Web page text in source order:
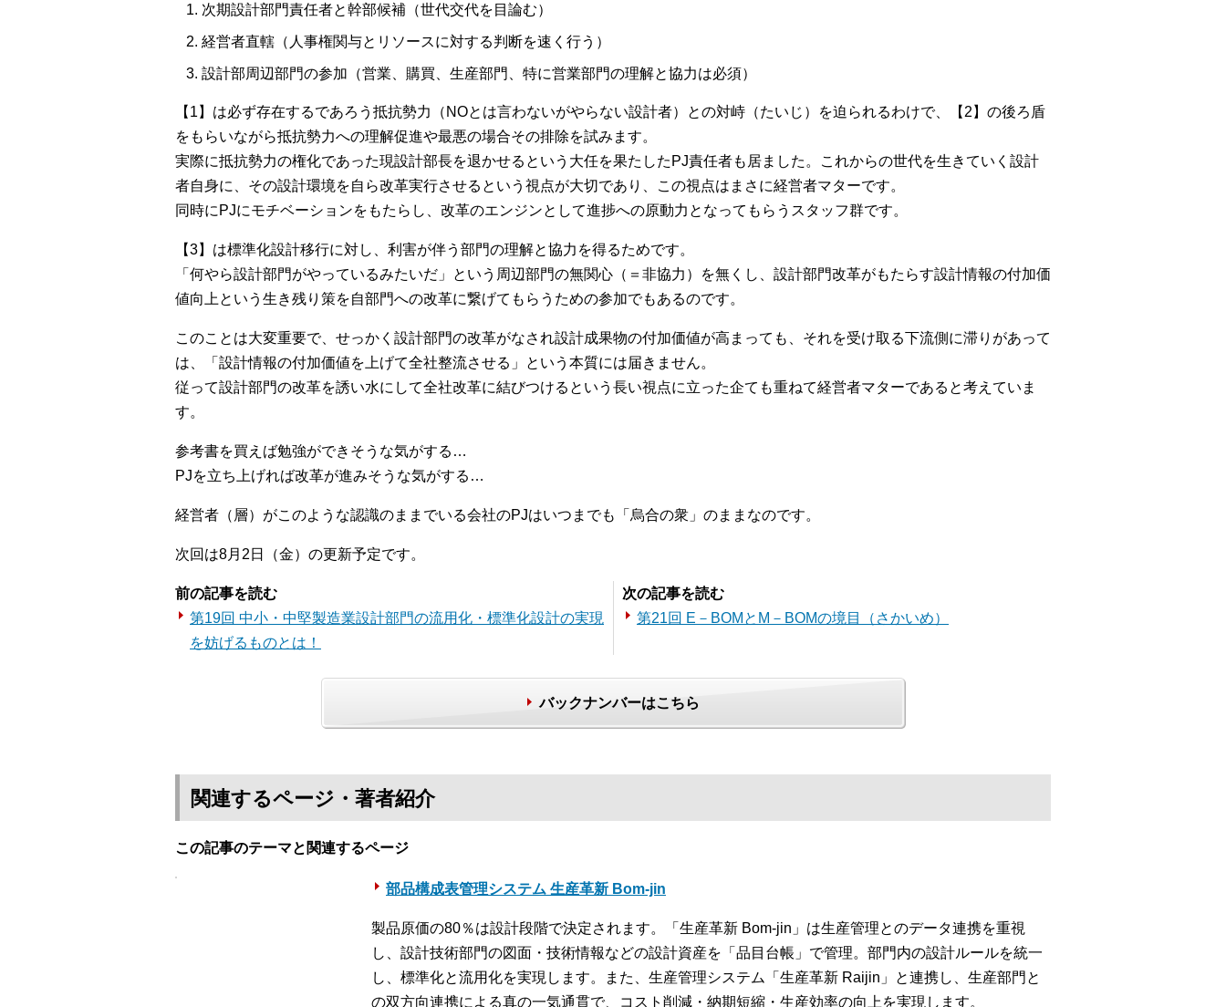
次期設計部門責任者と幹部候補（世代交代を目論む）
経営者直轄（人事権関与とリソースに対する判断を速く行う）
設計部周辺部門の参加（営業、購買、生産部門、特に営業部門の理解と協力は必須）
【1】は必ず存在するであろう抵抗勢力（NOとは言わないがやらない設計者）との対峙（たいじ）を迫られるわけで、【2】の後ろ盾
をもらいながら抵抗勢力への理解促進や最悪の場合その排除を試みます。
実際に抵抗勢力の権化であった現設計部長を退かせるという大任を果たしたPJ責任者も居ました。これからの世代を生きていく設計
者自身に、その設計環境を自ら改革実行させるという視点が大切であり、この視点はまさに経営者マターです。
同時にPJにモチベーションをもたらし、改革のエンジンとして進捗への原動力となってもらうスタッフ群です。
【3】は標準化設計移行に対し、利害が伴う部門の理解と協力を得るためです。
「何やら設計部門がやっているみたいだ」という周辺部門の無関心（＝非協力）を無くし、設計部門改革がもたらす設計情報の付加価
値向上という生き残り策を自部門への改革に繋げてもらうための参加でもあるのです。
このことは大変重要で、せっかく設計部門の改革がなされ設計成果物の付加価値が高まっても、それを受け取る下流側に滞りがあって
は、「設計情報の付加価値を上げて全社整流させる」という本質には届きません。
従って設計部門の改革を誘い水にして全社改革に結びつけるという長い視点に立った企ても重ねて経営者マターであると考えていま
す。
参考書を買えば勉強ができそうな気がする…
PJを立ち上げれば改革が進みそうな気がする…
経営者（層）がこのような認識のままでいる会社のPJはいつまでも「烏合の衆」のままなのです。
次回は8月2日（金）の更新予定です。
前の記事を読む
第19回 中小・中堅製造業設計部門の流用化・標準化設計の実現
を妨げるものとは！
次の記事を読む
第21回 E－BOMとM－BOMの境目（さかいめ）
バックナンバーはこちら
関連するページ・著者紹介
この記事のテーマと関連するページ
部品構成表管理システム 生産革新 Bom-jin
製品原価の80％は設計段階で決定されます。「生産革新 Bom-jin」は生産管理とのデータ連携を重視
し、設計技術部門の図面・技術情報などの設計資産を「品目台帳」で管理。部門内の設計ルールを統一
し、標準化と流用化を実現します。また、生産管理システム「生産革新 Raijin」と連携し、生産部門と
の双方向連携による真の一気通貫で、コスト削減・納期短縮・生産効率の向上を実現します。